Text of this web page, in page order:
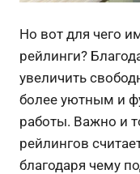
Но вот для чего
рейлинги?
увеличить
более уютным и
работы. Важно и
рейлингов
благодаря чему